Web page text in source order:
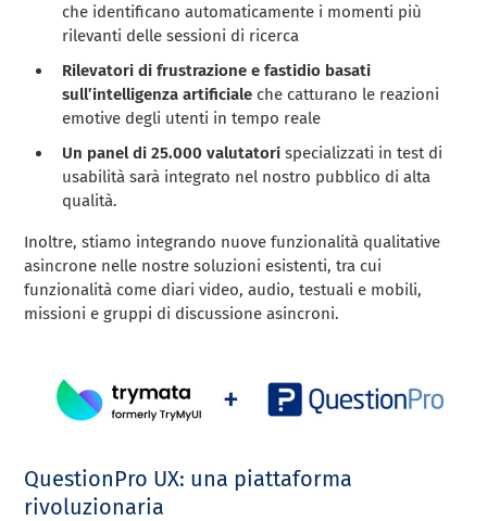
che identificano automaticamente i momenti più
rilevanti delle sessioni di ricerca
Rilevatori di frustrazione e fastidio basati
sull’intelligenza artificiale che catturano le reazioni
emotive degli utenti in tempo reale
Un panel di 25.000 valutatorispecializzati in test di
usabilità sarà integrato nel nostro pubblico di alta
qualità.
Inoltre, stiamo integrando nuove funzionalità qualitative
asincrone nelle nostre soluzioni esistenti, tra cui
funzionalità come diari video, audio, testuali e mobili,
missioni e gruppi di discussione asincroni.
QuestionPro UX: una piattaforma
rivoluzionaria